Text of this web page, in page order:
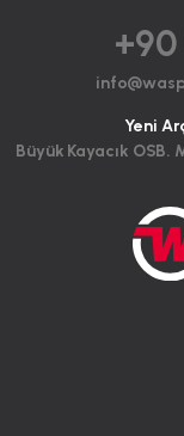
+90
Yeni
Büyük Kayacık OSB.